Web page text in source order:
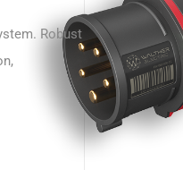
Robust
und